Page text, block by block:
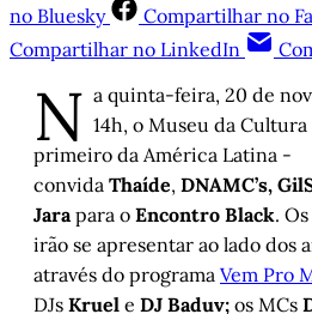
no Bluesky
Compartilhar no
Compartilhar no LinkedIn
N a quinta-feira, 20 de
14h, o Museu da
primeiro da América Latina -
convida Thaíde, DNAMC’s,
Jarapara o Encontro Black.
irão se apresentar ao lado dos
através do programa Vem Pro
DJs Kruel e DJ Baduv; os MCs